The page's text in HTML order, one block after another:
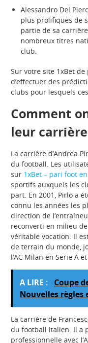
Alessandro Del
plus prolifiques de
partie de sa
nombreux titres
club.
Sur votre site 1xBet
d’effectuer des
clubs pour lesquels
Comment
leur
La carrière d’Andrea
du football. Les
sur 1xBet – pari foot
sportifs auxquels les
part. En 2001, Pirlo a
connu les années les
direction de
reconverti en milieu
véritable vocation. Il
de terrain du monde,
l’AC Milan en Serie A
A LIRE :
Coupe
Nouvelles
La carrière de
du football italien. Il a
professionnelle avec